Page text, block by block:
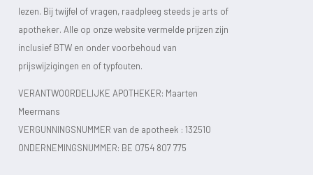
lezen. Bij twijfel of vragen, raadpleeg steeds je arts of
apotheker. Alle op onze website vermelde prijzen zijn
inclusief BTW en onder voorbehoud van
prijswijzigingen en of typfouten.
VERANTWOORDELIJKE APOTHEKER: Maarten
Meermans
VERGUNNINGSNUMMER van de apotheek : 132510
ONDERNEMINGSNUMMER: BE 0754 807 775